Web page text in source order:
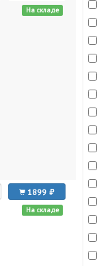
На складе
1899
На складе